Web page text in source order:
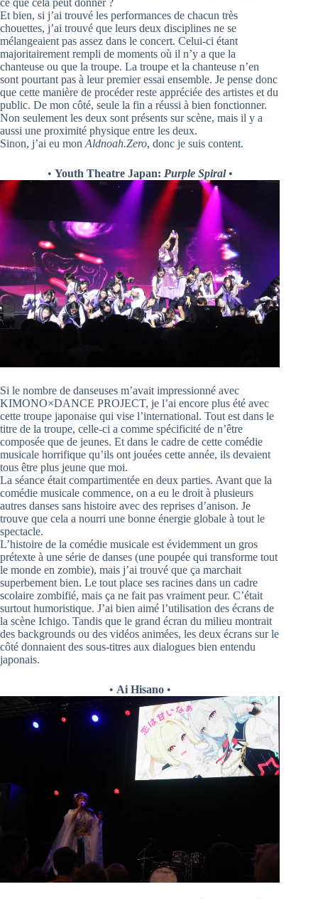
Et bien, si j’ai trouvé les performances de chacun très
chouettes, j’ai trouvé que leurs deux disciplines ne se
mélangeaient pas assez dans le concert. Celui-ci étant
majoritairement rempli de moments où il n’y a que la
chanteuse ou que la troupe. La troupe et la chanteuse n’en
sont pourtant pas à leur premier essai ensemble. Je pense donc
que cette manière de procéder reste appréciée des artistes et du
public. De mon côté, seule la fin a réussi à bien fonctionner.
Non seulement les deux sont présents sur scène, mais il y a
aussi une proximité physique entre les deux.
Sinon, j’ai eu mon Aldnoah.Zero, donc je suis content.
• Youth Theatre Japan: Purple Spiral •
Si le nombre de danseuses m’avait impressionné avec
KIMONO×DANCE PROJECT, je l’ai encore plus été avec
cette troupe japonaise qui vise l’international. Tout est dans le
titre de la troupe, celle-ci a comme spécificité de n’être
composée que de jeunes. Et dans le cadre de cette comédie
musicale horrifique qu’ils ont jouées cette année, ils devaient
tous être plus jeune que moi.
La séance était compartimentée en deux parties. Avant que la
comédie musicale commence, on a eu le droit à plusieurs
autres danses sans histoire avec des reprises d’anison. Je
trouve que cela a nourri une bonne énergie globale à tout le
spectacle.
L’histoire de la comédie musicale est évidemment un gros
prétexte à une série de danses (une poupée qui transforme tout
le monde en zombie), mais j’ai trouvé que ça marchait
superbement bien. Le tout place ses racines dans un cadre
scolaire zombifié, mais ça ne fait pas vraiment peur. C’était
surtout humoristique. J’ai bien aimé l’utilisation des écrans de
la scène Ichigo. Tandis que le grand écran du milieu montrait
des backgrounds ou des vidéos animées, les deux écrans sur le
côté donnaient des sous-titres aux dialogues bien entendu
japonais.
• Ai Hisano •